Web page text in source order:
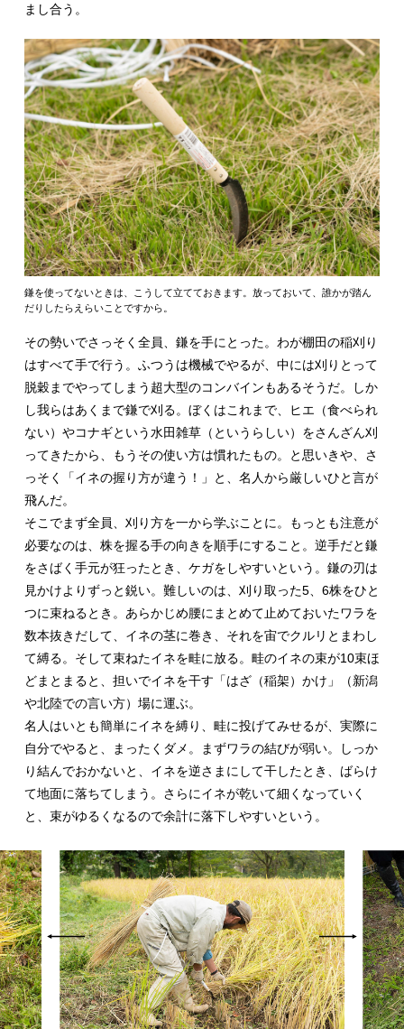
まし合う。
鎌を使ってないときは、こうして立てておきます。放っておいて、誰かが踏ん
だりしたらえらいことですから。
その勢いでさっそく全員、鎌を手にとった。わが棚田の稲刈り
はすべて手で行う。ふつうは機械でやるが、中には刈りとって
脱穀までやってしまう超大型のコンバインもあるそうだ。しか
し我らはあくまで鎌で刈る。ぼくはこれまで、ヒエ（食べられ
ない）やコナギという水田雑草（というらしい）をさんざん刈
ってきたから、もうその使い方は慣れたもの。と思いきや、さ
っそく「イネの握り方が違う！」と、名人から厳しいひと言が
飛んだ。
そこでまず全員、刈り方を一から学ぶことに。もっとも注意が
必要なのは、株を握る手の向きを順手にすること。逆手だと鎌
をさばく手元が狂ったとき、ケガをしやすいという。鎌の刃は
見かけよりずっと鋭い。難しいのは、刈り取った5、6株をひと
つに束ねるとき。あらかじめ腰にまとめて止めておいたワラを
数本抜きだして、イネの茎に巻き、それを宙でクルリとまわし
て縛る。そして束ねたイネを畦に放る。畦のイネの束が10束ほ
どまとまると、担いでイネを干す「はざ（稲架）かけ」（新潟
や北陸での言い方）場に運ぶ。
名人はいとも簡単にイネを縛り、畦に投げてみせるが、実際に
自分でやると、まったくダメ。まずワラの結びが弱い。しっか
り結んでおかないと、イネを逆さまにして干したとき、ばらけ
て地面に落ちてしまう。さらにイネが乾いて細くなっていく
と、束がゆるくなるので余計に落下しやすいという。